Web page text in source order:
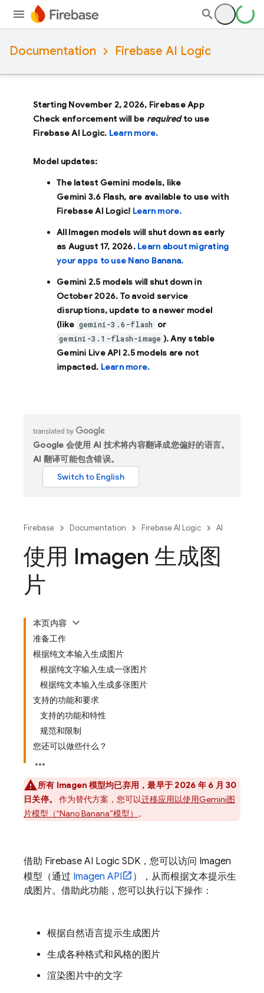
Documentation Firebase AI Logic
Starting November 2, 2026, Firebase App
Check enforcement will be requiredto use
Firebase AI Logic. Learn more.
Model updates:
The latest Gemini models, like
Gemini 3.6 Flash, are available to use with
Firebase AI Logic! Learn more.
All Imagen models will shut down as early
as August 17, 2026. Learn about migrating
your apps to use Nano Banana.
Gemini 2.5 models will shut down in
October 2026. To avoid service
disruptions, update to a newer model
(like gemini-3.6-flash or
gemini-3.1-flash-image ). Any stable
Gemini Live API 2.5 models are not
impacted. Learn more.
Google 会使用 AI 技术将内容翻译成您偏好的语言。
AI 翻译可能包含错误。
Firebase Documentation Firebase AI Logic AI
使用 Imagen 生成图
片
本页内容
准备工作
根据纯文本输入生成图片
根据纯文字输入生成一张图片
根据纯文本输入生成多张图片
支持的功能和要求
支持的功能和特性
规范和限制
您还可以做些什么？
所有 Imagen 模型均已弃用，最早于 2026 年 6 月 30
日关停。
作为替代方案，您可以迁移应用以使用Gemini图
片模型（“Nano Banana”模型） 。
借助 Firebase AI Logic SDK，您可以访问 Imagen
模型（通过 Imagen API
），从而根据文本提示生
成图片。借助此功能，您可以执行以下操作：
根据自然语言提示生成图片
生成各种格式和风格的图片
渲染图片中的文字